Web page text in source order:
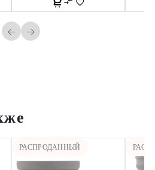
← →
РАСПРОДАННЫЙ